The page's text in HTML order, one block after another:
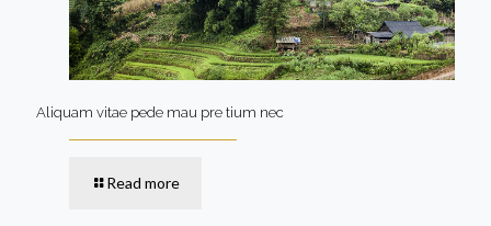
Aliquam vitae pede mau pre tium nec
Read more